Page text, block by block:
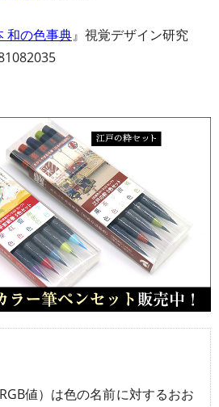
和の色事典』視覚デザイン研究
値）は色の名前に対するおお